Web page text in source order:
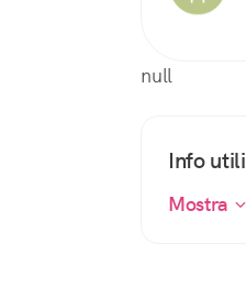
null
Info utili
Mostra